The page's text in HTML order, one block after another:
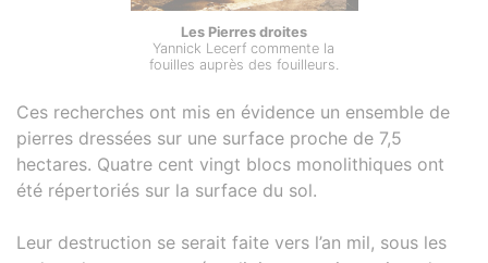
Les Pierres droites
Yannick Lecerf commente la
fouilles auprès des fouilleurs.
Ces recherches ont mis en évidence un ensemble de
pierres dressées sur une surface proche de 7,5
hectares. Quatre cent vingt blocs monolithiques ont
été répertoriés sur la surface du sol.
Leur destruction se serait faite vers l’an mil, sous les